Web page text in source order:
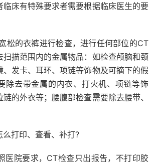
床有特殊要求者需要根据临床医生的要
松的衣裤进行检查，进行任何部位的CT
扫描范围内的金属物品：如检查颅脑和颈
、发卡、耳环、项链等饰物及可摘下的假
除去带金属的内衣、打火机、项链等饰
的外衣等；腰腹部检查需要除去腰带、
打印、查看、补打?
医院要求，CT检查只出报告，不打印胶